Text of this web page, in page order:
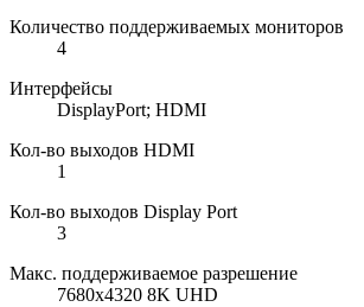
Количество поддерживаемых мониторов
4
Интерфейсы
DisplayPort; HDMI
Кол-во выходов HDMI
1
Кол-во выходов Display Port
3
Макс. поддерживаемое разрешение
7680x4320 8K UHD